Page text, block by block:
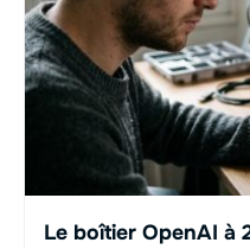
Le boîtier OpenAI à